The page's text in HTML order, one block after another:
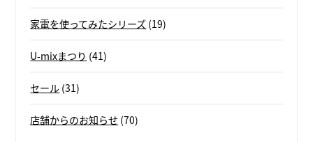
家電を使ってみたシリーズ (19)
U-mixまつり (41)
セール (31)
店舗からのお知らせ (70)